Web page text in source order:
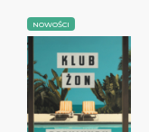
NOWOŚCI